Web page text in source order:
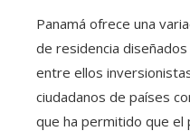
Panamá ofrece una
de residencia
entre ellos
ciudadanos de países
que ha permitido que